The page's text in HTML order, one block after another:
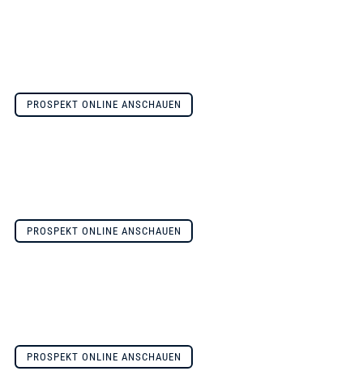
PROSPEKT ONLINE ANSCHAUEN
PROSPEKT ONLINE ANSCHAUEN
PROSPEKT ONLINE ANSCHAUEN